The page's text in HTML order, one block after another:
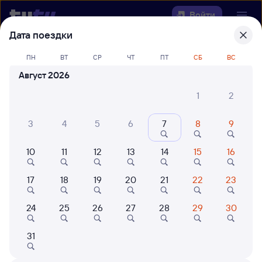
Войти
Выберите день, чтобы найтиж/д
билеты Алзамай — Селенга
Куда
Когда
Кто едет
Найти поезда
Дата поездки
ПН ВТ СР ЧТ ПТ СБ ВС
Август 2026
1
2
3 4 5 6 7 8 9
10 11 12 13 14 15 16
17 18 19 20 21 22 23
24 25 26 27 28 29 30
31